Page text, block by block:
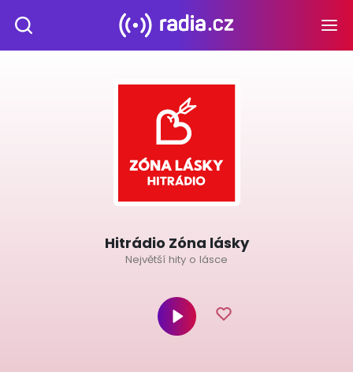
Hitrádio Zóna lásky
Největší hity o lásce